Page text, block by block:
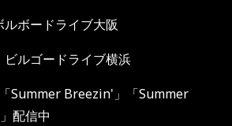
ルボードライブ大阪
ビルゴードライブ横浜
Breezin'」「Summer
配信中